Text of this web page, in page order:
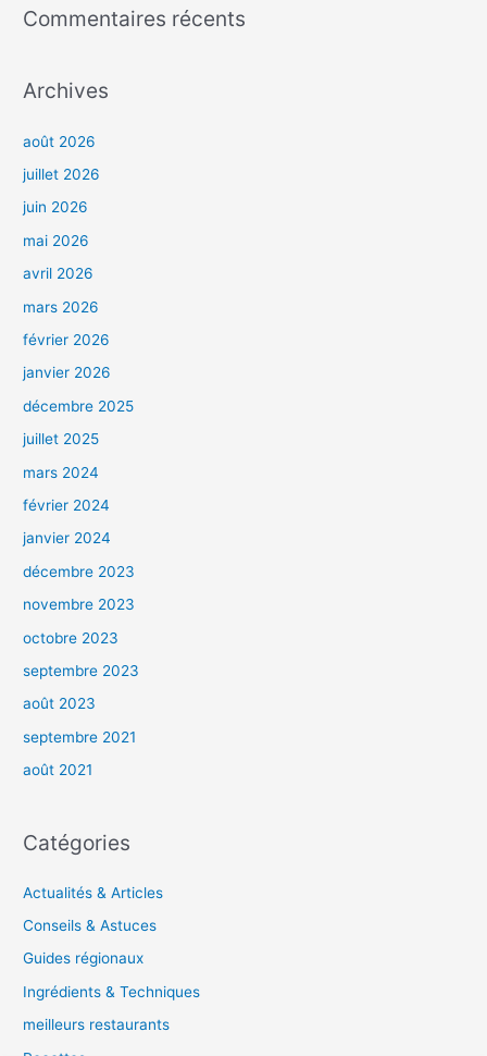
Commentaires récents
Archives
août 2026
juillet 2026
juin 2026
mai 2026
avril 2026
mars 2026
février 2026
janvier 2026
décembre 2025
juillet 2025
mars 2024
février 2024
janvier 2024
décembre 2023
novembre 2023
octobre 2023
septembre 2023
août 2023
septembre 2021
août 2021
Catégories
Actualités & Articles
Conseils & Astuces
Guides régionaux
Ingrédients & Techniques
meilleurs restaurants